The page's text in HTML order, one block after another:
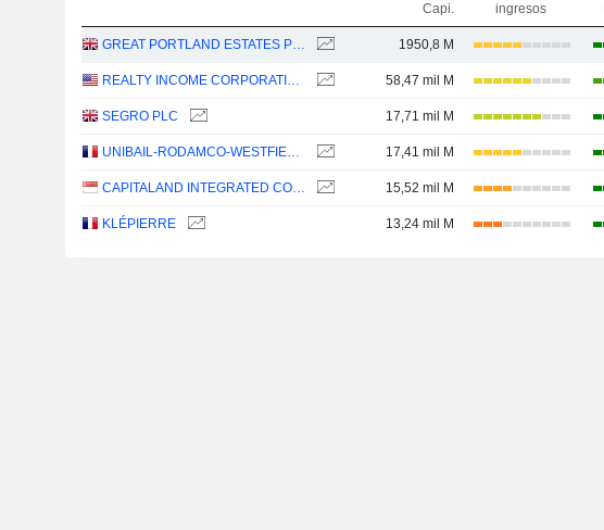
Capi.
ingresos
GREAT PORTLAND ESTATES PLC 1950,8 M
REALTY INCOME CORPORATION 58,47 mil M
SEGRO PLC 17,71 mil M
UNIBAIL-RODAMCO-WESTFIELD SE 17,41 mil M
CAPITALAND INTEGRATED COMMERCIAL TRUST 15,52 mil M
KLÉPIERRE 13,24 mil M